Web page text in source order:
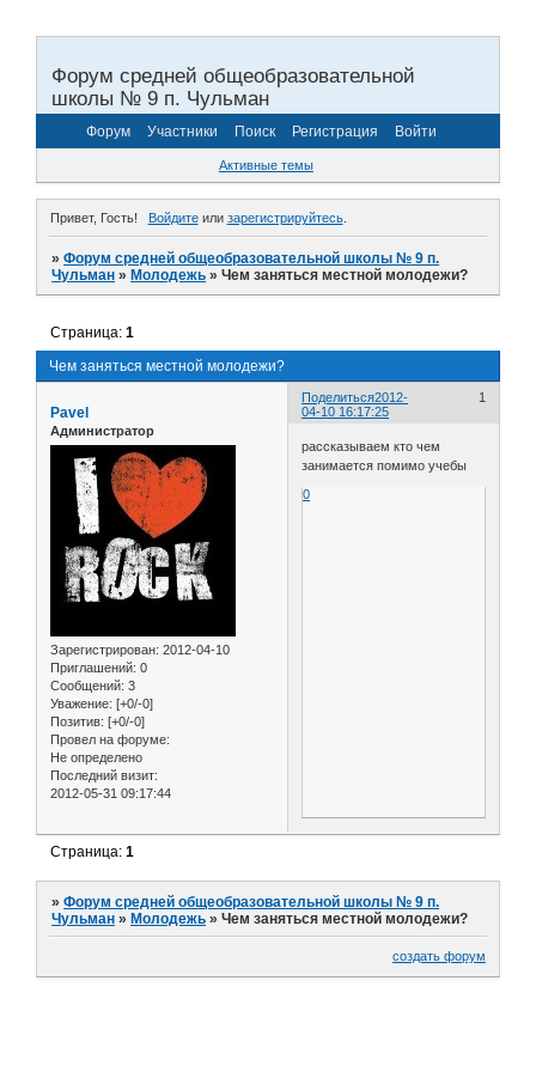
Форум средней общеобразовательной
школы № 9 п. Чульман
Форум Участники Поиск Регистрация Войти
Активные темы
Привет, Гость! Войдитеили зарегистрируйтесь.
»Форум средней общеобразовательной школы № 9 п.
Чульман »Молодежь »Чем заняться местной молодежи?
Чем заняться местной молодежи?
Страница:1
Поделиться 1
2012-
04-10 16:17:25
Pavel
Администратор
Зарегистрирован: 2012-04-10
Приглашений: 0
Сообщений: 3
Уважение: [+0/-0]
Позитив: [+0/-0]
Провел на форуме:
Не определено
Последний визит:
2012-05-31 09:17:44
рассказываем кто чем
занимается помимо учебы
0
Страница:1
»Форум средней общеобразовательной школы № 9 п.
Чульман »Молодежь »Чем заняться местной молодежи?
создать форум